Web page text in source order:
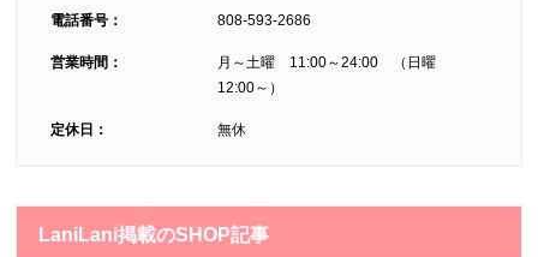
電話番号： 808-593-2686
営業時間：
月～土曜 11:00～24:00 （日曜
12:00～）
定休日： 無休
LaniLani掲載のSHOP記事